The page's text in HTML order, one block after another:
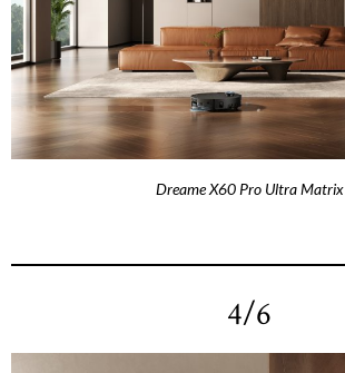
Dreame X60 Pro Ultra Matrix
4/6